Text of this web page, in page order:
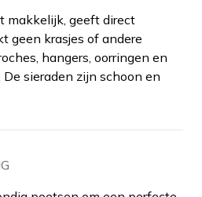
makkelijk, geeft direct
geen krasjes of andere
hangers, oorringen en
sieraden zijn schoon en